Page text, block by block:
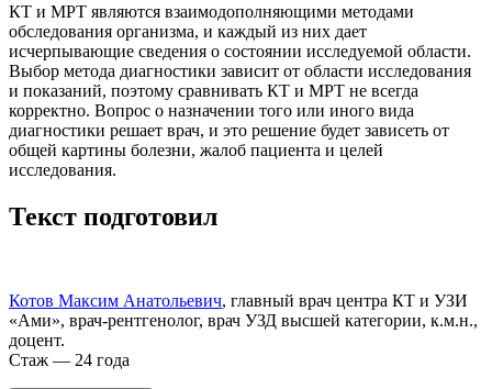
КТ и МРТ являются взаимодополняющими методами
обследования организма, и каждый из них дает
исчерпывающие сведения о состоянии исследуемой области.
Выбор метода диагностики зависит от области исследования
и показаний, поэтому сравнивать КТ и МРТ не всегда
корректно. Вопрос о назначении того или иного вида
диагностики решает врач, и это решение будет зависеть от
общей картины болезни, жалоб пациента и целей
исследования.
Текст подготовил
Котов Максим Анатольевич, главный врач центра КТ и УЗИ
«Ами», врач-рентгенолог, врач УЗД высшей категории, к.м.н.,
доцент.
Стаж — 24 года